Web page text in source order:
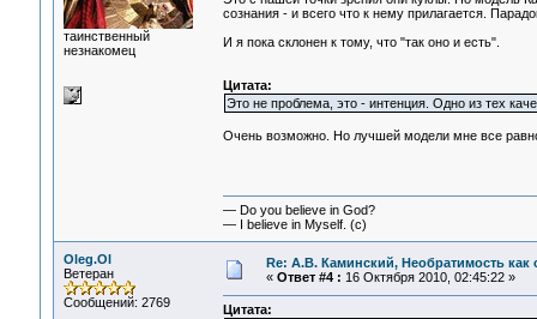
таинственный
незнакомец
сознания - и всего что к нему прилагается.
И я пока склонен к тому, что "так оно и есть".
Цитата:
Это не проблема, это - интенция. Одно из тех
Очень возможно. Но лучшей модели мне все
— Do you believe in God?
— I believe in Myself. (c)
Oleg.Ol
Ветеран
Сообщений: 2769
Re: А.В. Каминский, Необратимость как
« Ответ #4 : 16 Октября 2010, 02:45:22 »
Цитата: